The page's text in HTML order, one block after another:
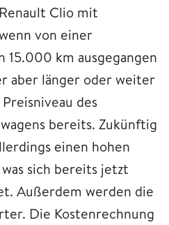
Clio mit
von einer
15.000 km ausgegangen
aber länger oder weiter
des
bereits. Zukünftig
einen hohen
sich bereits jetzt
Außerdem werden die
Die Kostenrechnung